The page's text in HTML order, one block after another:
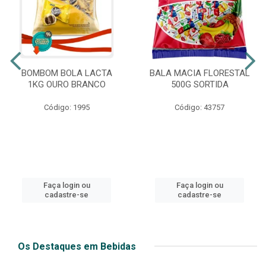
BOMBOM BOLA LACTA
1KG OURO BRANCO
Código: 1995
Faça login ou
cadastre-se
BALA MACIA FLORESTAL
500G SORTIDA
Código: 43757
Faça login ou
cadastre-se
Os Destaques em Bebidas